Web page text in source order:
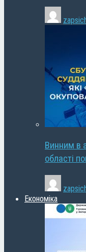
Винним в
області
Економіка